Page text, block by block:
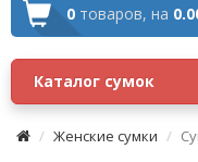
0 товаров, на
Каталог сумок
Женские сумки